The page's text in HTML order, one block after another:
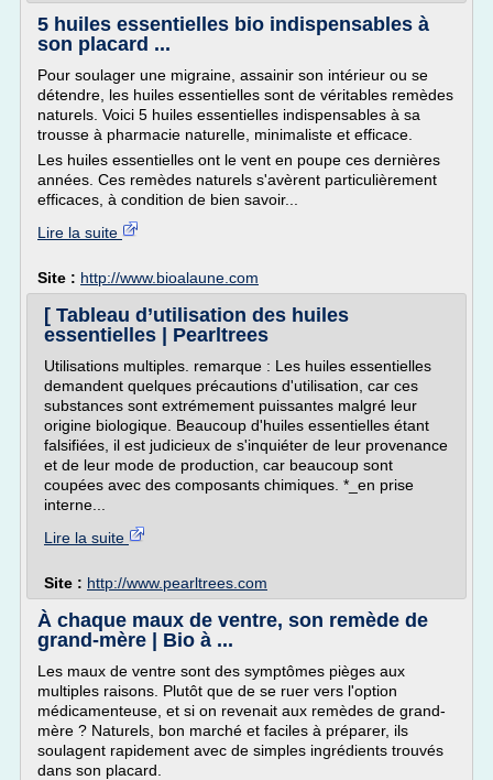
5 huiles essentielles bio indispensables à
son placard ...
Pour soulager une migraine, assainir son intérieur ou se
détendre, les huiles essentielles sont de véritables remèdes
naturels. Voici 5 huiles essentielles indispensables à sa
trousse à pharmacie naturelle, minimaliste et efficace.
Les huiles essentielles ont le vent en poupe ces dernières
années. Ces remèdes naturels s'avèrent particulièrement
efficaces, à condition de bien savoir...
Lire la suite
Site : http://www.bioalaune.com
[ Tableau d’utilisation des huiles
essentielles | Pearltrees
Utilisations multiples. remarque : Les huiles essentielles
demandent quelques précautions d'utilisation, car ces
substances sont extrémement puissantes malgré leur
origine biologique. Beaucoup d'huiles essentielles étant
falsifiées, il est judicieux de s'inquiéter de leur provenance
et de leur mode de production, car beaucoup sont
coupées avec des composants chimiques. *_en prise
interne...
Lire la suite
Site : http://www.pearltrees.com
À chaque maux de ventre, son remède de
grand-mère | Bio à ...
Les maux de ventre sont des symptômes pièges aux
multiples raisons. Plutôt que de se ruer vers l'option
médicamenteuse, et si on revenait aux remèdes de grand-
mère ? Naturels, bon marché et faciles à préparer, ils
soulagent rapidement avec de simples ingrédients trouvés
dans son placard.